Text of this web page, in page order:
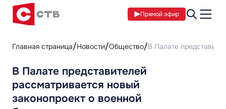
Прямой эфир
Главная страница Новости Общество В Палате
В Палате представителей
рассматривается новый
законопроект о военной